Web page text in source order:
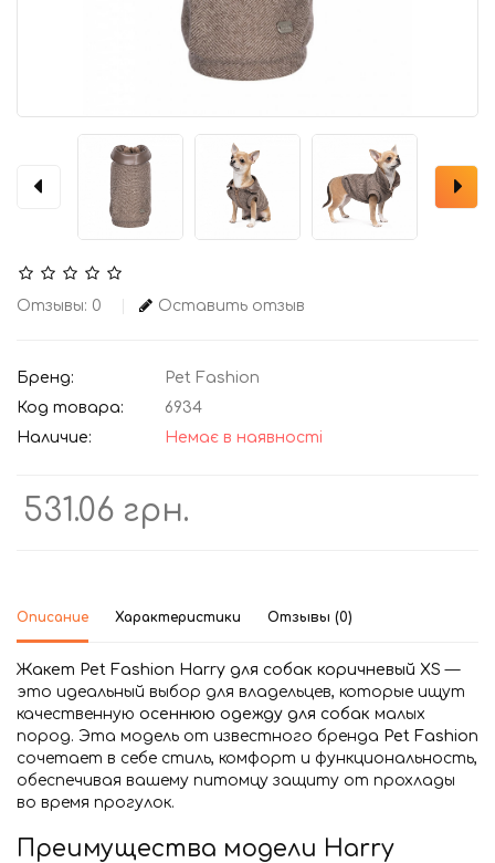
Отзывы: 0 Оставить отзыв
Бренд:
Pet Fashion
Код товара:
6934
Наличие:
Немає в наявності
531.06 грн.
Описание Характеристики Отзывы (0)
Жакет Pet Fashion Harry для собак коричневый XS —
это идеальный выбор для владельцев, которые ищут
качественную осеннюю одежду для собак малых
пород. Эта модель от известного бренда Pet Fashion
сочетает в себе стиль, комфорт и функциональность,
обеспечивая вашему питомцу защиту от прохлады
во время прогулок.
Преимущества модели Harry